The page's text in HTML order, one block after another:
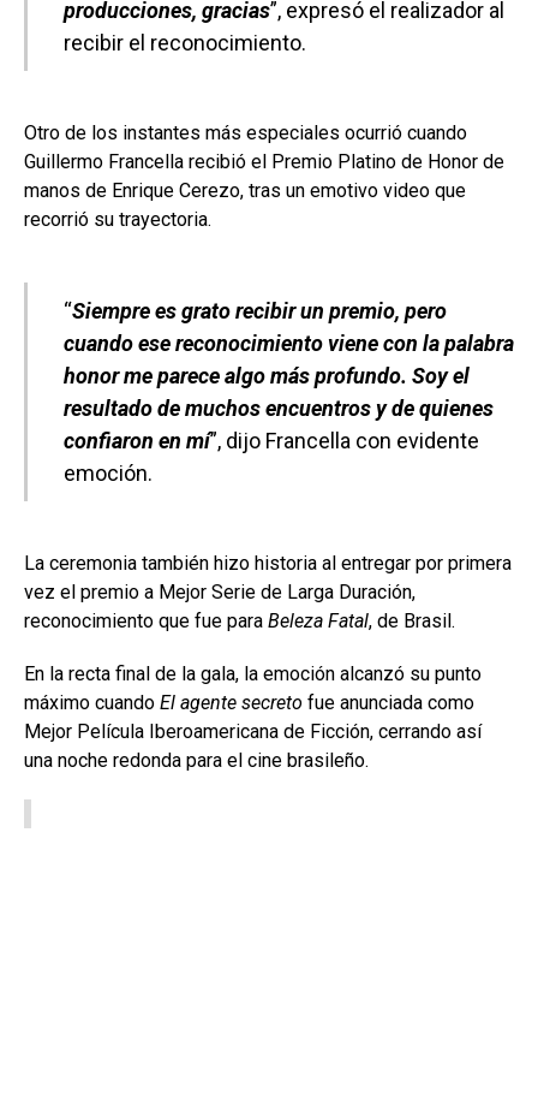
producciones, gracias”, expresó el realizador al
recibir el reconocimiento.
Otro de los instantes más especiales ocurrió cuando
Guillermo Francella recibió el Premio Platino de Honor de
manos de Enrique Cerezo, tras un emotivo video que
recorrió su trayectoria.
“Siempre es grato recibir un premio, pero
cuando ese reconocimiento viene con la palabra
honor me parece algo más profundo. Soy el
resultado de muchos encuentros y de quienes
confiaron en mí”, dijo Francella con evidente
emoción.
La ceremonia también hizo historia al entregar por primera
vez el premio a Mejor Serie de Larga Duración,
reconocimiento que fue para Beleza Fatal, de Brasil.
En la recta final de la gala, la emoción alcanzó su punto
máximo cuando El agente secreto fue anunciada como
Mejor Película Iberoamericana de Ficción, cerrando así
una noche redonda para el cine brasileño.